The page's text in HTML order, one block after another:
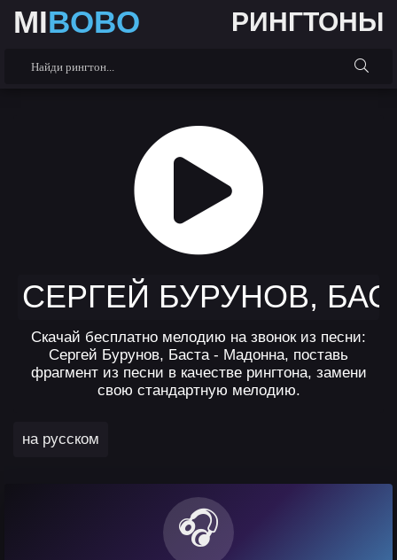
MIBOBO РИНГТОНЫ
СЕРГЕЙ БУРУНОВ,
Скачай бесплатно мелодию на звонок из песни:
Сергей Бурунов, Баста - Мадонна, поставь
фрагмент из песни в качестве рингтона, замени
свою стандартную мелодию.
на русском
🎧